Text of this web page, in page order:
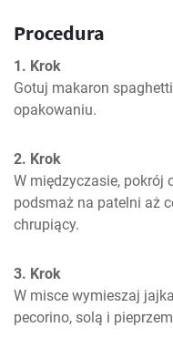
Procedura
1. Krok
Gotuj makaron
opakowaniu.
2. Krok
W międzyczasie, pokrój
podsmaż na patelni aż
chrupiący.
3. Krok
W misce wymieszaj
pecorino, solą i